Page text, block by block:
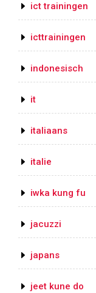
ict trainingen
icttrainingen
indonesisch
it
italiaans
italie
iwka kung fu
jacuzzi
japans
jeet kune do